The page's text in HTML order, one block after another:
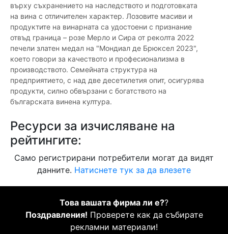
върху съхранението на наследството и подготовката
на вина с отличителен характер. Лозовите масиви и
продуктите на винарната са удостоени с признание
отвъд граница – розе Мерло и Сира от реколта 2022
печели златен медал на "Мондиал де Брюксел 2023",
което говори за качеството и професионализма в
производството. Семейната структура на
предприятието, с над две десетилетия опит, осигурява
продукти, силно обвързани с богатството на
българската винена култура.
Ресурси за изчисляване на
рейтингите:
Само регистрирани потребители могат да видят
данните. Натиснете тук за да влезете
Това вашата фирма ли е??
Поздравления! Проверете как да събирате
рекламни материали!